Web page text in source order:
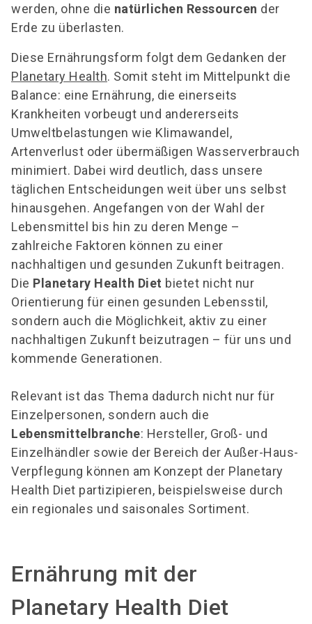
werden, ohne die natürlichen Ressourcen der
Erde zu überlasten.
Diese Ernährungsform folgt dem Gedanken der
Planetary Health. Somit steht im Mittelpunkt die
Balance: eine Ernährung, die einerseits
Krankheiten vorbeugt und andererseits
Umweltbelastungen wie Klimawandel,
Artenverlust oder übermäßigen Wasserverbrauch
minimiert. Dabei wird deutlich, dass unsere
täglichen Entscheidungen weit über uns selbst
hinausgehen. Angefangen von der Wahl der
Lebensmittel bis hin zu deren Menge –
zahlreiche Faktoren können zu einer
nachhaltigen und gesunden Zukunft beitragen.
Die Planetary Health Diet bietet nicht nur
Orientierung für einen gesunden Lebensstil,
sondern auch die Möglichkeit, aktiv zu einer
nachhaltigen Zukunft beizutragen – für uns und
kommende Generationen.
Relevant ist das Thema dadurch nicht nur für
Einzelpersonen, sondern auch die
Lebensmittelbranche: Hersteller, Groß- und
Einzelhändler sowie der Bereich der Außer-Haus-
Verpflegung können am Konzept der Planetary
Health Diet partizipieren, beispielsweise durch
ein regionales und saisonales Sortiment.
Ernährung mit der
Planetary Health Diet